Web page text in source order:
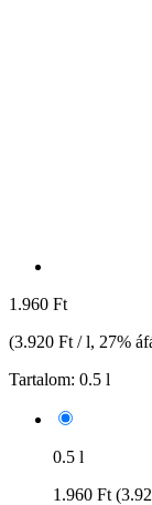
1.960 Ft
(3.920 Ft / l, 27%
Tartalom: 0.5 l
0.5 l
1.960 Ft